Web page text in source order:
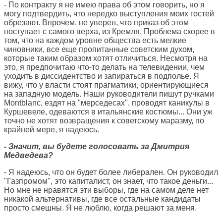
- По контракту я не имею права об этом говорить, но я
могу подтвердить, что нередко выступления моих гостей
обрезают. Впрочем, не уверен, что приказ об этом
поступает с самого верха, из Кремля. Проблема скорее в
том, что на каждом уровне общества есть мелкие
чиновники, все еще пропитанные советским духом,
которые таким образом хотят отличиться. Несмотря на
это, я предпочитаю что-то делать на телевидении, чем
уходить в диссидентство и запираться в подполье. Я
вижу, что у власти стоят прагматики, ориентирующиеся
на западную модель. Наши руководители пишут ручками
Montblanc, ездят на "мерседесах", проводят каникулы в
Куршевеле, одеваются в итальянские костюмы... Они уж
точно не хотят возвращения к советскому маразму, по
крайней мере, я надеюсь.
- Значит, вы будете голосовать за Дмитрия
Медведева?
- Я надеюсь, что он будет более либерален. Он руководил
"Газпромом", это капиталист, он знает, что такое деньги...
Но мне не нравятся эти выборы, где на самом деле нет
никакой альтернативы, где все остальные кандидаты
просто смешны. Я не люблю, когда решают за меня.